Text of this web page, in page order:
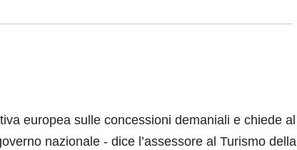
europea sulle concessioni demaniali e chiede al
nazionale - dice l’assessore al Turismo della